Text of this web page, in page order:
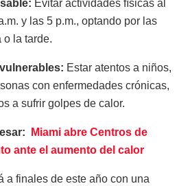
Evitar actividades físicas al
y las 5 p.m., optando por las
o la tarde.
Estar atentos a niños,
con enfermedades crónicas,
a sufrir golpes de calor.
Miami abre Centros de
ante el aumento del calor
a finales de este año con una